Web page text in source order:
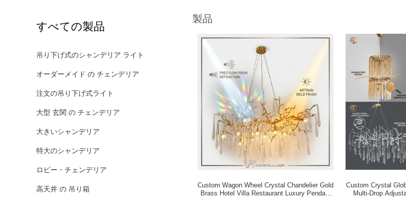
すべての製品
吊り下げ式のシャンデリア ライト
オーダーメイド の チェンデリア
注文の吊り下げ式ライト
大型 玄関 の チェンデリア
大きいシャンデリア
特大のシャンデリア
ロビー・チェンデリア
高天井 の 吊り箱
製品
Custom Wagon Wheel Crystal Chandelier Gold
Brass Hotel Villa Restaurant Luxury Pendant
Custom Crystal
Multi-Drop